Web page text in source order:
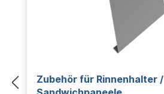
Zubehör für Rinnenhalter /